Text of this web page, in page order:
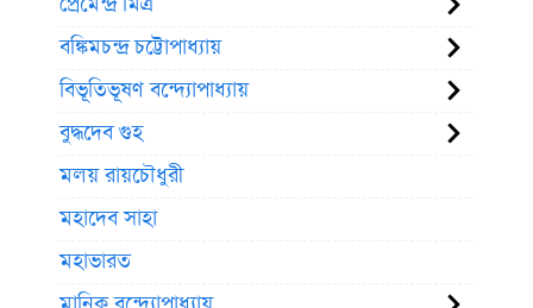
বঙ্কিমচন্দ্র চট্টোপাধ্যায়
বিভূতিভূষণ বন্দ্যোপাধ্যায়
বুদ্ধদেব গুহ
মলয় রায়চৌধুরী
মহাদেব সাহা
মহাভারত